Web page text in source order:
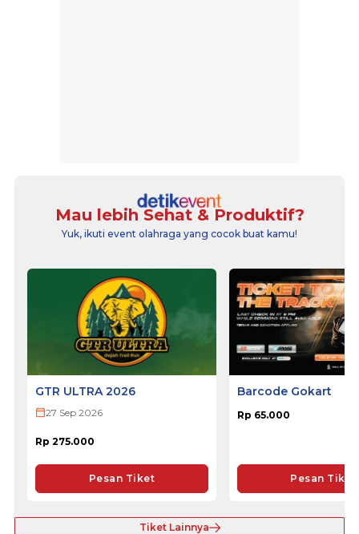
Mau lebih Sehat & Produktif?
Yuk, ikuti event olahraga yang cocok buat kamu!
GTR ULTRA 2026
27 Sep 2026
Rp 275.000
Pesan Tiket
Barcode Gokart
Rp 65.000
Pesan Tiket
Tiket Lainnya